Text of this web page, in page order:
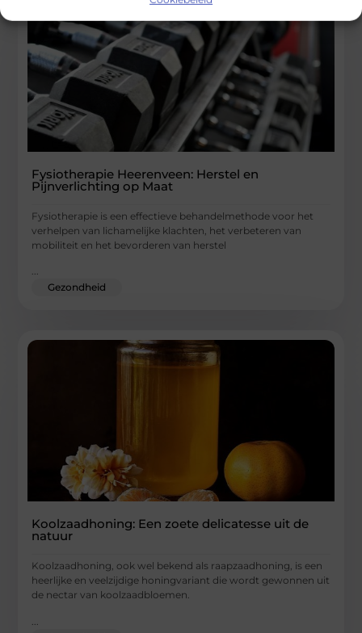
Fysiotherapie Heerenveen: Herstel en
Pijnverlichting op Maat
Fysiotherapie is een effectieve behandelmethode voor het
verhelpen van lichamelijke klachten, het verbeteren van
mobiliteit en het bevorderen van herstel
...
Gezondheid
Koolzaadhoning: Een zoete delicatesse uit de
natuur
Koolzaadhoning, ook wel bekend als raapzaadhoning, is een
heerlijke en veelzijdige honingvariant die wordt gewonnen uit
de nectar van koolzaadbloemen.